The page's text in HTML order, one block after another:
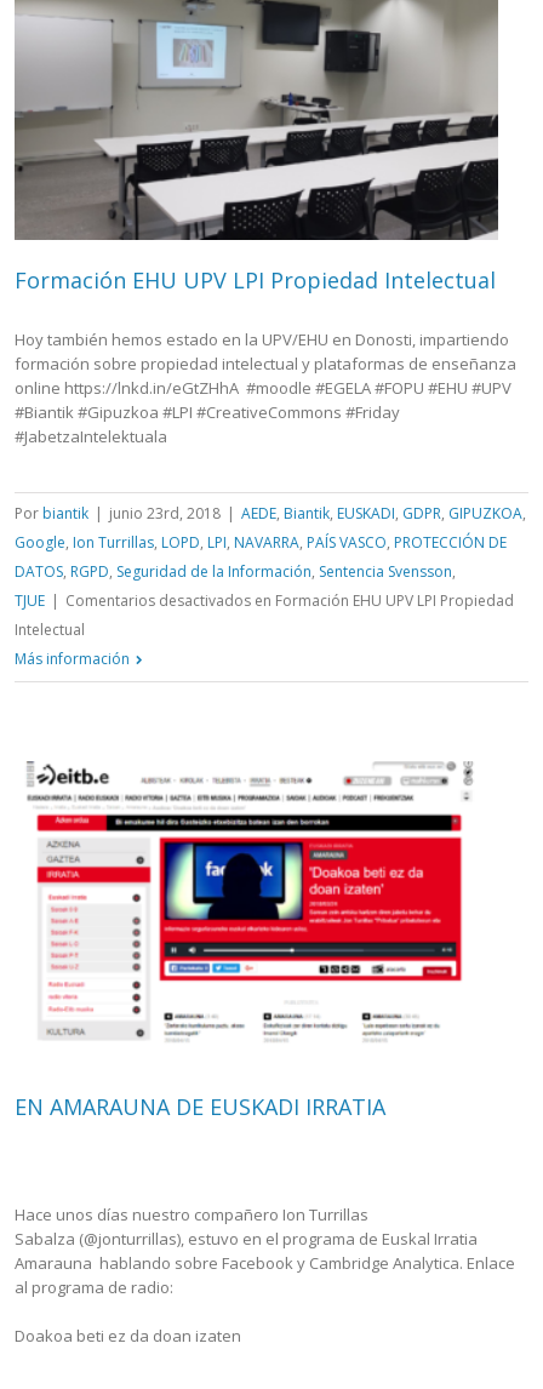
Formación EHU UPV LPI Propiedad Intelectual
Hoy también hemos estado en la UPV/EHU en Donosti, impartiendo
formación sobre propiedad intelectual y plataformas de enseñanza
online https://lnkd.in/eGtZHhA #moodle #EGELA #FOPU #EHU #UPV
#Biantik #Gipuzkoa #LPI #CreativeCommons #Friday
#JabetzaIntelektuala
Por biantik | junio 23rd, 2018 | AEDE, Biantik, EUSKADI, GDPR, GIPUZKOA,
Google, Ion Turrillas, LOPD, LPI, NAVARRA, PAÍS VASCO, PROTECCIÓN DE
DATOS, RGPD, Seguridad de la Información, Sentencia Svensson,
TJUE | Comentarios desactivados en Formación EHU UPV LPI Propiedad
Intelectual
Más información
EN AMARAUNA DE EUSKADI IRRATIA
Hace unos días nuestro compañero Ion Turrillas
Sabalza (@jonturrillas), estuvo en el programa de Euskal Irratia
Amarauna hablando sobre Facebook y Cambridge Analytica. Enlace
al programa de radio:
Doakoa beti ez da doan izaten